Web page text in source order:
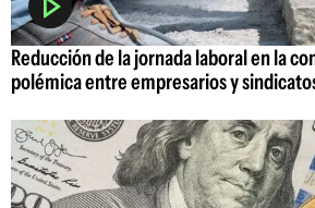
Reducción de la jornada laboral en la
polémica entre empresarios y